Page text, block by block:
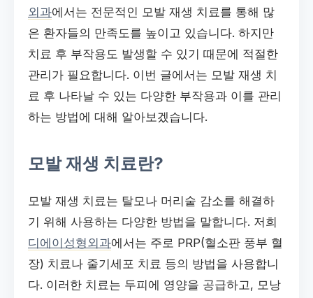
외과에서는 전문적인 모발 재생 치료를 통해 많
은 환자들의 만족도를 높이고 있습니다. 하지만
치료 후 부작용도 발생할 수 있기 때문에 적절한
관리가 필요합니다. 이번 글에서는 모발 재생 치
료 후 나타날 수 있는 다양한 부작용과 이를 관리
하는 방법에 대해 알아보겠습니다.
모발 재생 치료란?
모발 재생 치료는 탈모나 머리숱 감소를 해결하
기 위해 사용하는 다양한 방법을 말합니다. 저희
디에이성형외과에서는 주로 PRP(혈소판 풍부 혈
장) 치료나 줄기세포 치료 등의 방법을 사용합니
다. 이러한 치료는 두피에 영양을 공급하고, 모낭